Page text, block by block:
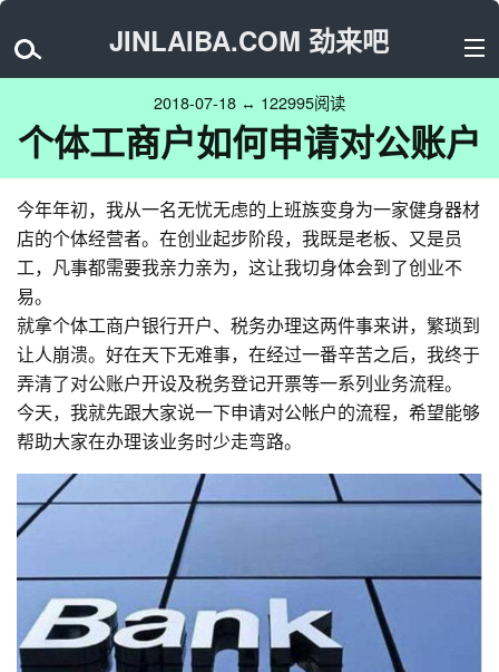
JINLAIBA.COM 劲来吧
2018-07-18 ↔ 122995阅读
个体工商户如何申请对公账户
今年年初，我从一名无忧无虑的上班族变身为一家健身器材
店的个体经营者。在创业起步阶段，我既是老板、又是员
工，凡事都需要我亲力亲为，这让我切身体会到了创业不
易。
就拿个体工商户银行开户、税务办理这两件事来讲，繁琐到
让人崩溃。好在天下无难事，在经过一番辛苦之后，我终于
弄清了对公账户开设及税务登记开票等一系列业务流程。
今天，我就先跟大家说一下申请对公帐户的流程，希望能够
帮助大家在办理该业务时少走弯路。